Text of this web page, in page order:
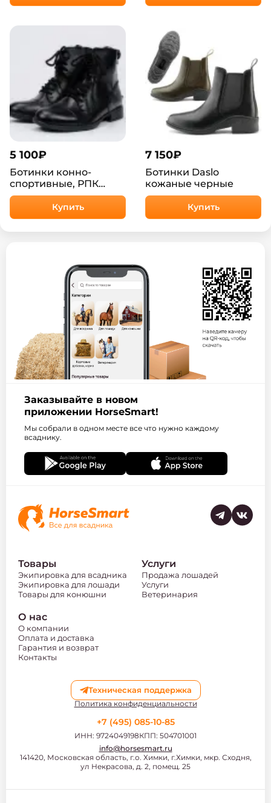
5 100₽
Ботинки конно-
спортивные, РПК
Краснодар
Купить
7 150₽
Ботинки Daslo
кожаные черные
Купить
Заказывайте в новом
приложении HorseSmart!
Мы собрали в одном месте все что нужно каждому
всаднику.
Товары
Экипировка для всадника
Экипировка для лошади
Товары для конюшни
Услуги
Продажа лошадей
Услуги
Ветеринария
О нас
О компании
Оплата и доставка
Гарантия и возврат
Контакты
Техническая поддержка
Политика конфиденциальности
141420, Московская область, г.о. Химки, г.Химки, мкр. Сходня,
ул Некрасова, д. 2, помещ. 25
+7 (495) 085-10-85
ИНН: 9724049198КПП: 504701001
info@horsesmart.ru